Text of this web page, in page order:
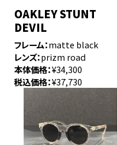
OAKLEY STUNT
DEVIL
フレーム matte black
レンズ prizm road
本体価格 ¥34,300
税込価格 ¥37,730